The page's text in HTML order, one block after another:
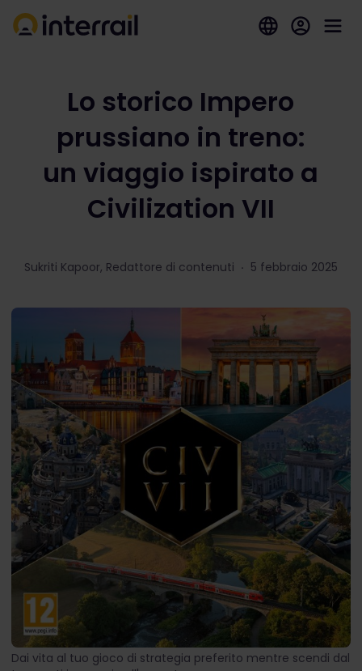
Lo storico Impero
prussiano in treno:
un viaggio ispirato a
Civilization VII
Sukriti Kapoor, Redattore di contenuti · 5 febbraio 2025
Dai vita al tuo gioco di strategia preferito mentre scendi dal